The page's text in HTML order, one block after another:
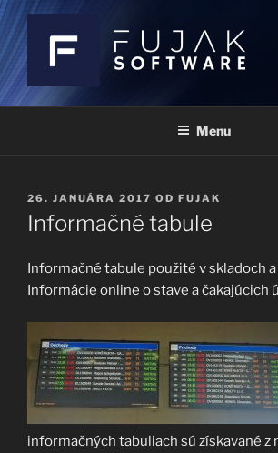
Prejsť
na
obsah
FUJAK
Menu
PUBLIKOVANÉ
26. JANUÁRA 2017 OD FUJAK
Informačné tabule
Informačné tabule použité v skladoch
Informácie online o stave a čakajúcich
informačných tabuliach sú získavané z